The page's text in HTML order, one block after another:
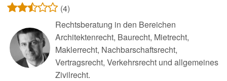
(4)
Rechtsberatung in den Bereichen
Architektenrecht, Baurecht, Mietrecht,
Maklerrecht, Nachbarschaftsrecht,
Vertragsrecht, Verkehrsrecht und allgemeines
Zivilrecht.